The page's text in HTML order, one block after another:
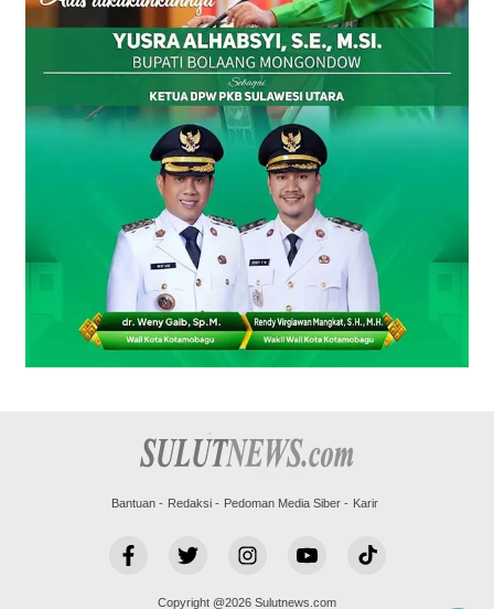
Bantuan Redaksi Pedoman Media Siber Karir
Copyright @2026 Sulutnews.com